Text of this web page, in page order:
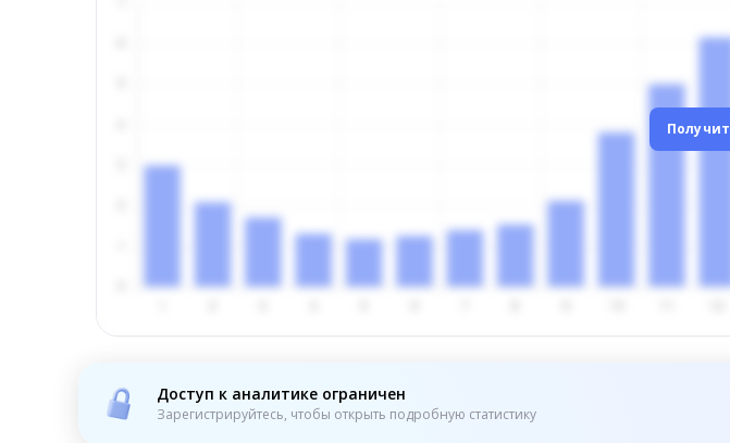
Доступ к аналитике ограничен
Зарегистрируйтесь, чтобы открыть подробную статистику